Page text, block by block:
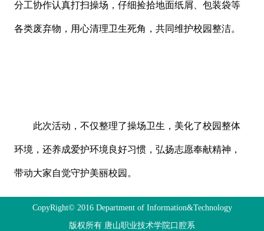
分工协作认真打扫操场，仔细捡拾地面纸屑、包装袋等
各类废弃物，用心清理卫生死角，共同维护校园整洁。
此次活动，不仅整理了操场卫生，美化了校园整体
环境，还养成爱护环境良好习惯，弘扬志愿奉献精神，
带动大家自觉守护美丽校园。
CopyRight© 2016 Department of Information&Technology
版权所有 唐山职业技术学院口腔系